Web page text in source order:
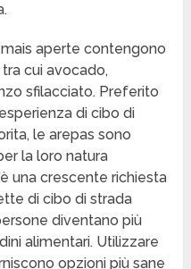
aperte contengono
cui avocado,
sfilacciato. Preferito
di cibo di
le arepas sono
la loro natura
una crescente richiesta
di cibo di strada
diventano più
alimentari. Utilizzare
opzioni più sane